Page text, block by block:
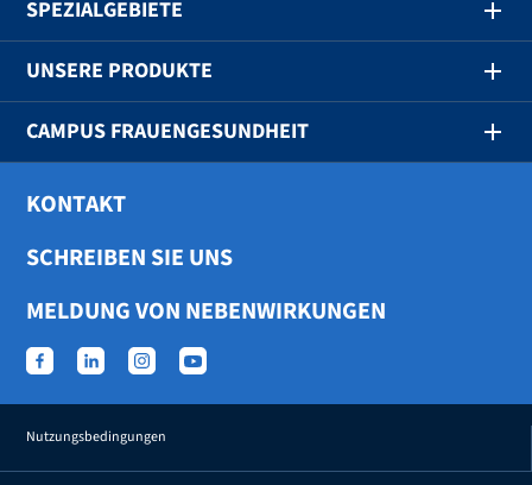
SPEZIALGEBIETE
UNSERE PRODUKTE
CAMPUS FRAUENGESUNDHEIT
KONTAKT
SCHREIBEN SIE UNS
MELDUNG VON NEBENWIRKUNGEN
Nutzungsbedingungen